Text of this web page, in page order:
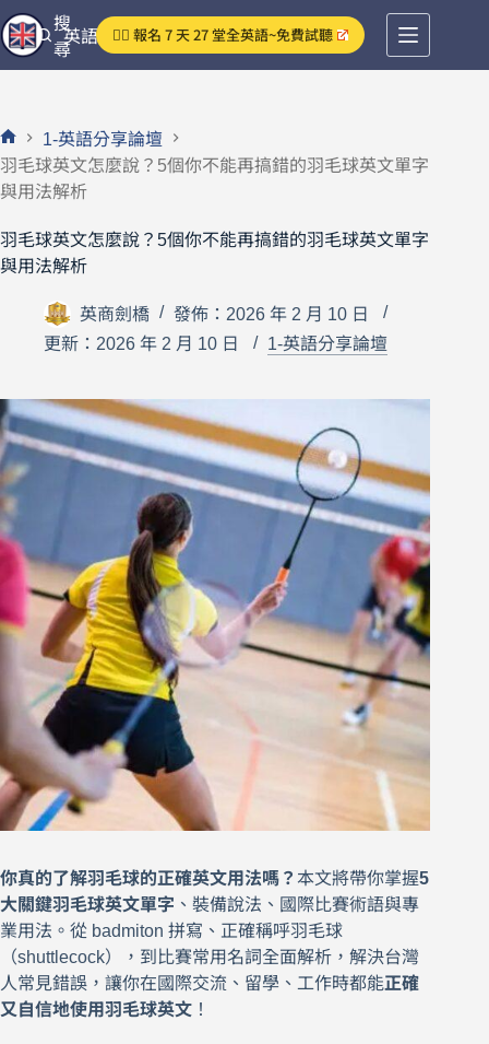
跳
至
主
容
英語分享論壇
搜
尋
👉🏻 報名 7 天 27 堂全英語~免費試聽
首
頁
1-英語分享論壇
羽毛球英文怎麼說？5個你不能再搞錯的羽毛球英文單字
與用法解析
羽毛球英文怎麼說？5個你不能再搞錯的羽毛球英文單字
與用法解析
英商劍橋
發佈：2026 年 2 月 10 日
更新：2026 年 2 月 10 日
1-英語分享論壇
你真的了解羽毛球的正確英文用法嗎？ 本文將帶你掌握5
大關鍵羽毛球英文單字 、裝備說法、國際比賽術語與專
業用法。從 badmiton 拼寫、正確稱呼羽毛球
（shuttlecock），到比賽常用名詞全面解析，解決台灣
人常見錯誤，讓你在國際交流、留學、工作時都能正確
又自信地使用羽毛球英文 ！